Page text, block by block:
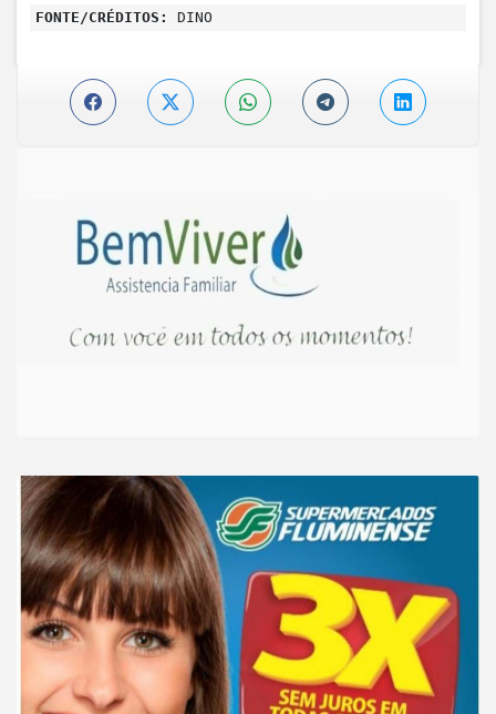
FONTE/CRÉDITOS: DINO